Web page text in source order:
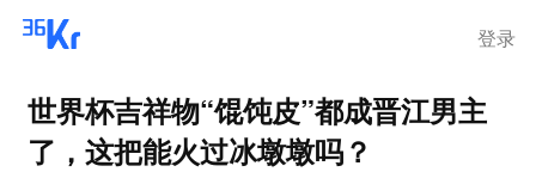
登录
世界杯吉祥物“馄饨皮”都成晋江男主
了，这把能火过冰墩墩吗？